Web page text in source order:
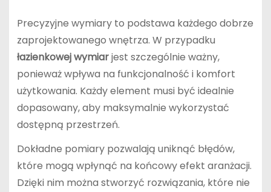
Precyzyjne wymiary to podstawa każdego dobrze
zaprojektowanego wnętrza. W przypadku
łazienkowej wymiarjest szczególnie ważny,
ponieważ wpływa na funkcjonalność i komfort
użytkowania. Każdy element musi być idealnie
dopasowany, aby maksymalnie wykorzystać
dostępną przestrzeń.
Dokładne pomiary pozwalają uniknąć błędów,
które mogą wpłynąć na końcowy efekt aranżacji.
Dzięki nim można stworzyć rozwiązania, które nie